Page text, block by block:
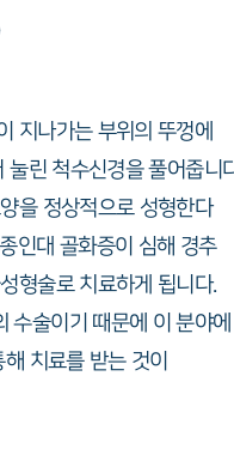
지나가는 부위의 뚜껑에
눌린 척수신경을 풀어줍니
을 정상적으로 성형한다
인대 골화증이 심해 경추
형술로 치료하게 됩니다.
수술이기 때문에 이 분야에
치료를 받는 것이